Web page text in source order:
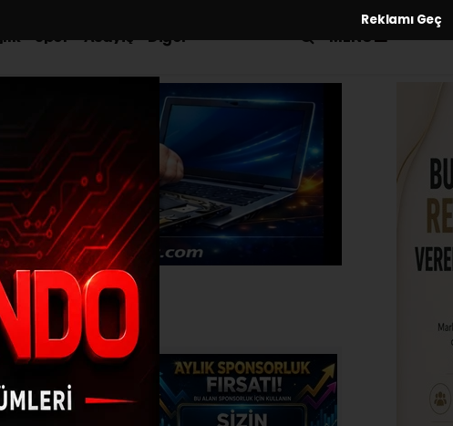
Reklamı Geç
Spor Asayiş Diğer MENÜ